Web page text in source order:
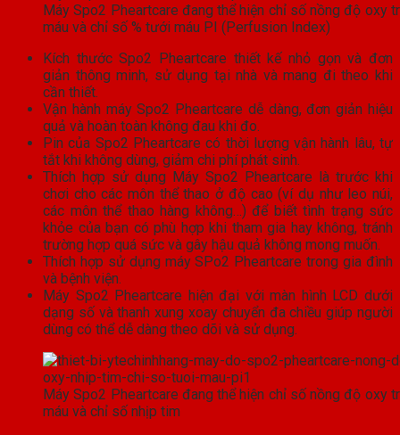
Máy Spo2 Pheartcare đang thể hiện chỉ số nồng độ oxy
máu và chỉ số % tưới máu PI (Perfusion Index)
Kích thước Spo2 Pheartcare thiết kế nhỏ gọn và đơn
giản thông minh, sử dụng tại nhà và mang đi theo khi
cần thiết.
Vận hành máy Spo2 Pheartcare dễ dàng, đơn giản hiệu
quả và hoàn toàn không đau khi đo.
Pin của Spo2 Pheartcare có thời lượng vận hành lâu, tự
tắt khi không dùng, giảm chi phí phát sinh.
Thích hợp sử dụng Máy Spo2 Pheartcare là trước khi
chơi cho các môn thể thao ở độ cao (ví dụ như leo núi,
các môn thể thao hàng không…) để biết tình trạng sức
khỏe của bạn có phù hợp khi tham gia hay không, tránh
trường hợp quá sức và gây hậu quả không mong muốn.
Thích hợp sử dụng máy SPo2 Pheartcare trong gia đình
và bệnh viện.
Máy Spo2 Pheartcare hiện đại với màn hình LCD dưới
dạng số và thanh xung xoay chuyển đa chiều giúp người
dùng có thể dễ dàng theo dõi và sử dụng.
Máy Spo2 Pheartcare đang thể hiện chỉ số nồng độ oxy
máu và chỉ số nhịp tim